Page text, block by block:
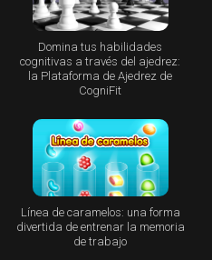
Domina tus habilidades
cognitivas a través del ajedrez:
la Plataforma de Ajedrez de
CogniFit
Línea de caramelos: una forma
divertida de entrenar la memoria
de trabajo